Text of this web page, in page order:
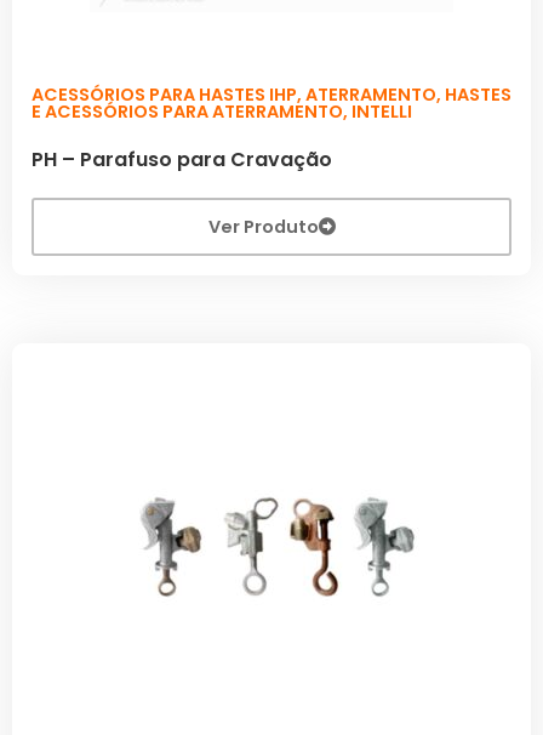
ACESSÓRIOS PARA HASTES IHP, ATERRAMENTO, HASTES
E ACESSÓRIOS PARA ATERRAMENTO, INTELLI
PH – Parafuso para Cravação
Ver Produto